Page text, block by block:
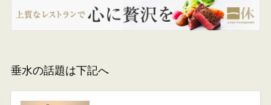
垂水の話題は下記へ